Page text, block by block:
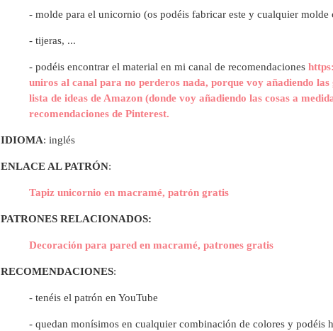
- molde para el unicornio (os podéis fabricar este y cualquier molde
- tijeras, ...
- podéis encontrar el material en mi canal de recomendaciones
uniros al canal para no perderos nada, porque voy añadiendo
lista de ideas de Amazon (donde voy añadiendo las cosas a
recomendaciones de Pinterest.
IDIOMA: inglés
ENLACE AL PATRÓN:
Tapiz unicornio en macramé, patrón gratis
PATRONES RELACIONADOS:
Decoración para pared en macramé, patrones gratis
RECOMENDACIONES:
- tenéis el patrón en YouTube
- quedan monísimos en cualquier combinación de colores y podéis